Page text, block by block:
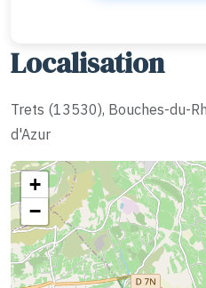
Localisation
Trets (13530), Bouches-du-
d'Azur
+
−